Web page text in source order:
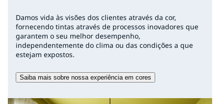
Damos vida às visões dos clientes através da cor,
fornecendo tintas através de processos inovadores que
garantem o seu melhor desempenho,
independentemente do clima ou das condições a que
estejam expostos.
Saiba mais sobre nossa experiência em cores